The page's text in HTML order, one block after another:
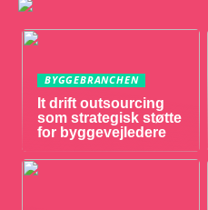
BYGGEBRANCHEN
It drift outsourcing
som strategisk støtte
for byggevejledere